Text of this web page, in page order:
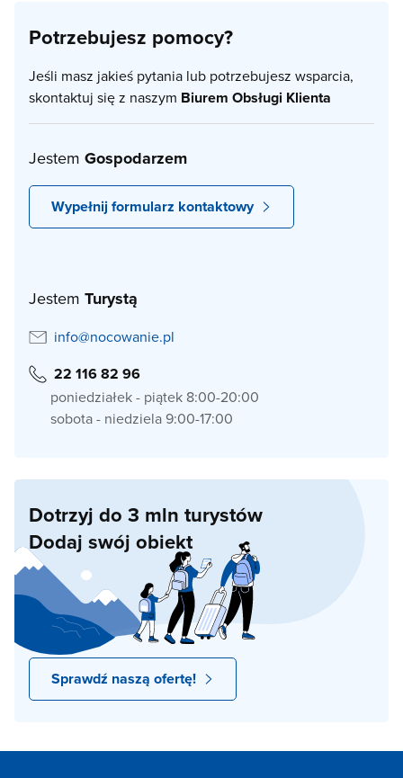
Potrzebujesz pomocy?
Jeśli masz jakieś pytania lub potrzebujesz wsparcia,
skontaktuj się z naszym Biurem Obsługi Klienta
Jestem Gospodarzem
Wypełnij formularz kontaktowy
Jestem Turystą
info@nocowanie.pl
22 116 82 96
poniedziałek - piątek 8:00-20:00
sobota - niedziela 9:00-17:00
Dotrzyj do 3 mln turystów
Dodaj swój obiekt
Sprawdź naszą ofertę!